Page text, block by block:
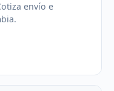
envío e